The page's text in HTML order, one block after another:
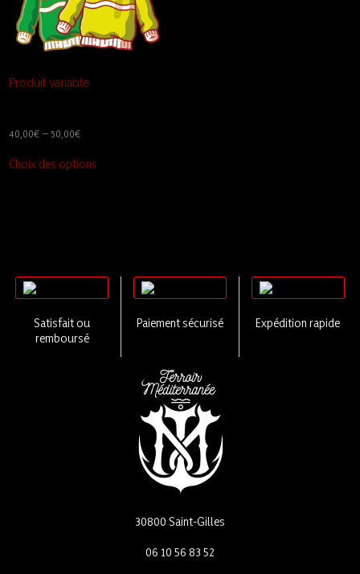
Produit variable
40,00€ – 50,00€
Choix des options
être
sur
Satisfait ou
remboursé
Paiement sécurisé Expédition rapide
30800 Saint-Gilles
06 10 56 83 52